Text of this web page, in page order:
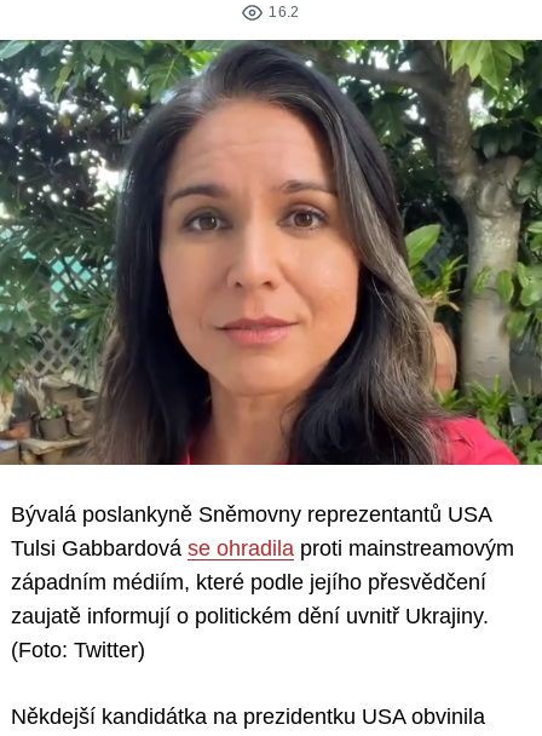
16.2
Bývalá poslankyně Sněmovny reprezentantů USA
Tulsi Gabbardová se ohradila proti mainstreamovým
západním médiím, které podle jejího přesvědčení
zaujatě informují o politickém dění uvnitř Ukrajiny.
(Foto: Twitter)
Někdejší kandidátka na prezidentku USA obvinila